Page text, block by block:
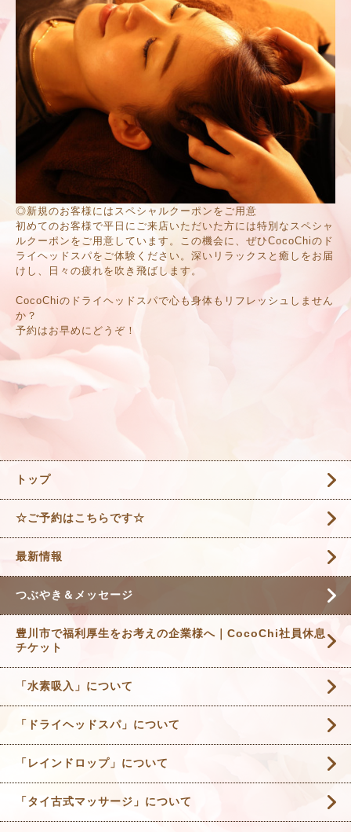
◎新規のお客様にはスペシャルクーポンをご用意
初めてのお客様で平日にご来店いただいた方には特別なスペシャ
ルクーポンをご用意しています。この機会に、ぜひCocoChiのド
ライヘッドスパをご体験ください。深いリラックスと癒しをお届
けし、日々の疲れを吹き飛ばします。
CocoChiのドライヘッドスパで心も身体もリフレッシュしません
か？
予約はお早めにどうぞ！
トップ
☆ご予約はこちらです☆
最新情報
つぶやき＆メッセージ
豊川市で福利厚生をお考えの企業様へ｜CocoChi社員休息
チケット
「水素吸入」について
「ドライヘッドスパ」について
「レインドロップ」について
「タイ古式マッサージ」について